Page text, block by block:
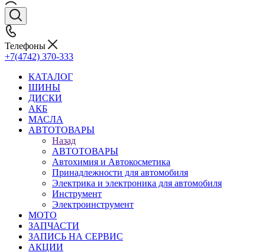
Телефоны
+7(4742) 370-333
КАТАЛОГ
ШИНЫ
ДИСКИ
АКБ
МАСЛА
АВТОТОВАРЫ
Назад
АВТОТОВАРЫ
Автохимия и Автокосметика
Принадлежности для автомобиля
Электрика и электроника для автомобиля
Инструмент
Электроинструмент
МОТО
ЗАПЧАСТИ
ЗАПИСЬ НА СЕРВИС
АКЦИИ